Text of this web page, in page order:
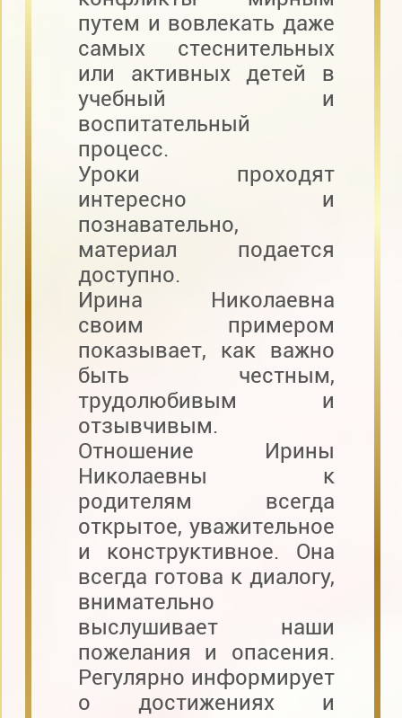
путем и вовлекать даже
самых стеснительных
или активных детей в
учебный и
воспитательный
процесс.
Уроки проходят
интересно и
познавательно,
материал подается
доступно.
Ирина Николаевна
своим примером
показывает, как важно
быть честным,
трудолюбивым и
отзывчивым.
Отношение Ирины
Николаевны к
родителям всегда
открытое, уважительное
и конструктивное. Она
всегда готова к диалогу,
внимательно
выслушивает наши
пожелания и опасения.
Регулярно информирует
о достижениях и